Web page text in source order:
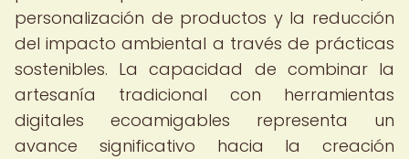
personalización de productos y la reducción
del impacto ambiental a través de prácticas
sostenibles. La capacidad de combinar la
artesanía tradicional con herramientas
digitales ecoamigables representa un
avance significativo hacia la creación